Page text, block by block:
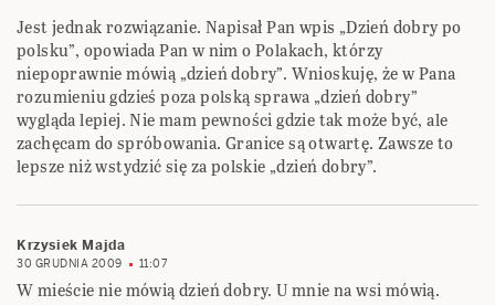
Jest jednak rozwiązanie. Napisał Pan wpis „Dzień dobry po
polsku”, opowiada Pan w nim o Polakach, którzy
niepoprawnie mówią „dzień dobry”. Wnioskuję, że w Pana
rozumieniu gdzieś poza polską sprawa „dzień dobry”
wygląda lepiej. Nie mam pewności gdzie tak może być, ale
zachęcam do spróbowania. Granice są otwartę. Zawsze to
lepsze niż wstydzić się za polskie „dzień dobry”.
Krzysiek Majda
30 GRUDNIA 2009 11:07
W mieście nie mówią dzień dobry. U mnie na wsi mówią.